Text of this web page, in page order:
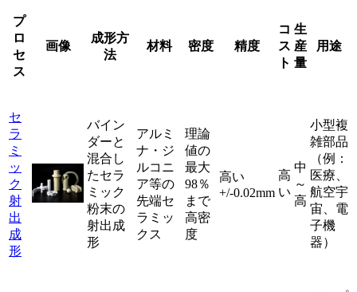
プ
ロ
セ
ス
画像
成形方
法
材料 密度 精度
コ
ス
ト
生
産
量
用途
セ
ラ
ミ
ッ
ク
射
出
成
形
バイン
ダーと
混合し
たセラ
ミック
粉末の
射出成
形
アルミ
ナ・ジ
ルコニ
ア等の
先端セ
ラミッ
クス
理論
値の
最大
98％
まで
高密
度
高い
+/-0.02mm
高
い
中
～
高
小型複
雑部品
（例：
医療、
航空宇
宙、電
子機
器）